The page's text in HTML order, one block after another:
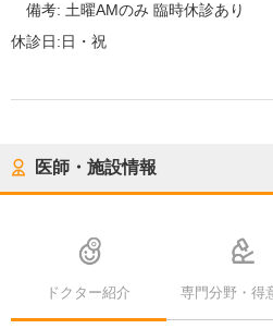
備考: 土曜AMのみ 臨時休診あり
休診日:日・祝
医師・施設情報
ドクター紹介 専門分野・得